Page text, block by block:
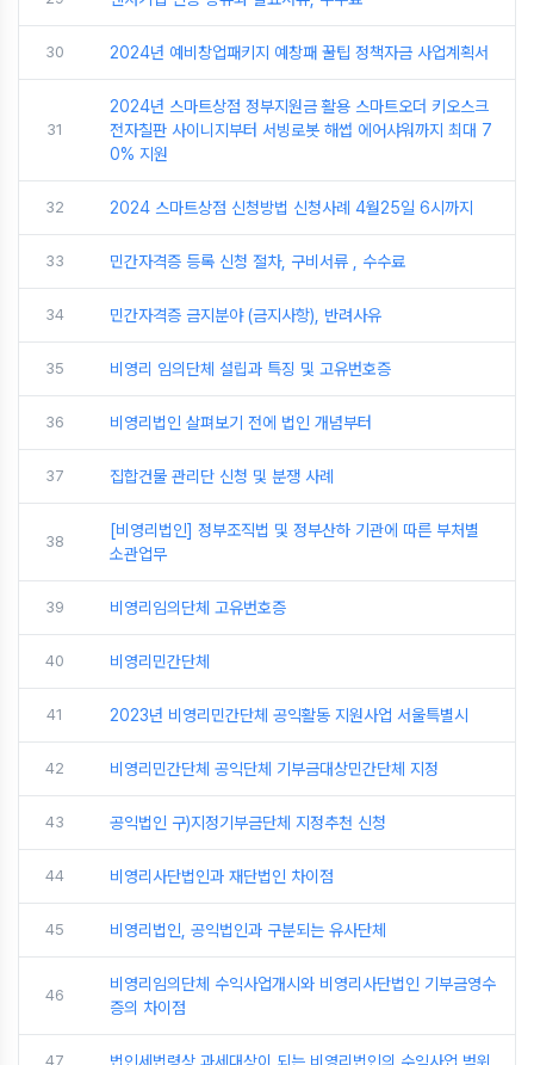
30 2024년 예비창업패키지 예창패 꿀팁 정책자금 사업계획서
31
2024년 스마트상점 정부지원금 활용 스마트오더 키오스크
전자칠판 사이니지부터 서빙로봇 해썹 에어샤워까지 최대 7
0% 지원
32 2024 스마트상점 신청방법 신청사례 4월25일 6시까지
33 민간자격증 등록 신청 절차, 구비서류 , 수수료
34 민간자격증 금지분야 (금지사항), 반려사유
35 비영리 임의단체 설립과 특징 및 고유번호증
36 비영리법인 살펴보기 전에 법인 개념부터
37 집합건물 관리단 신청 및 분쟁 사례
38
[비영리법인] 정부조직법 및 정부산하 기관에 따른 부처별
소관업무
39 비영리임의단체 고유번호증
40 비영리민간단체
41 2023년 비영리민간단체 공익활동 지원사업 서울특별시
42 비영리민간단체 공익단체 기부금대상민간단체 지정
43 공익법인 구)지정기부금단체 지정추천 신청
44 비영리사단법인과 재단법인 차이점
45 비영리법인, 공익법인과 구분되는 유사단체
46
비영리임의단체 수익사업개시와 비영리사단법인 기부금영수
증의 차이점
47